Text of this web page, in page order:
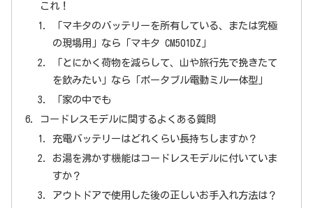
これ！
「マキタのバッテリーを所有している、または究極
の現場用」なら「マキタ CM501DZ」
「とにかく荷物を減らして、山や旅行先で挽きたて
を飲みたい」なら「ポータブル電動ミル一体型」
「家の中でも
コードレスモデルに関するよくある質問
充電バッテリーはどれくらい長持ちしますか？
お湯を沸かす機能はコードレスモデルに付いていま
すか？
アウトドアで使用した後の正しいお手入れ方法は？